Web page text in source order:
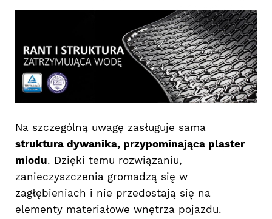
Na szczególną uwagę zasługuje sama
struktura dywanika, przypominająca plaster
miodu. Dzięki temu rozwiązaniu,
zanieczyszczenia gromadzą się w
zagłębieniach i nie przedostają się na
elementy materiałowe wnętrza pojazdu.